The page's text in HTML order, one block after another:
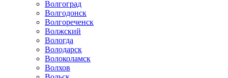
Волгоград
Волгодонск
Волгореченск
Волжский
Вологда
Володарск
Волоколамск
Волхов